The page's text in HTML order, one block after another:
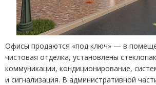
Офисы продаются «под ключ» — в
чистовая отделка, установлены
коммуникации, кондиционирование,
и сигнализация. В административной